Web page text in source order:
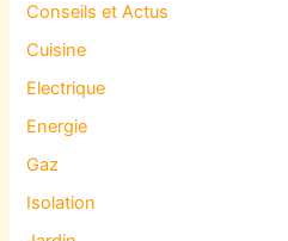
Conseils et Actus
Cuisine
Electrique
Energie
Gaz
Isolation